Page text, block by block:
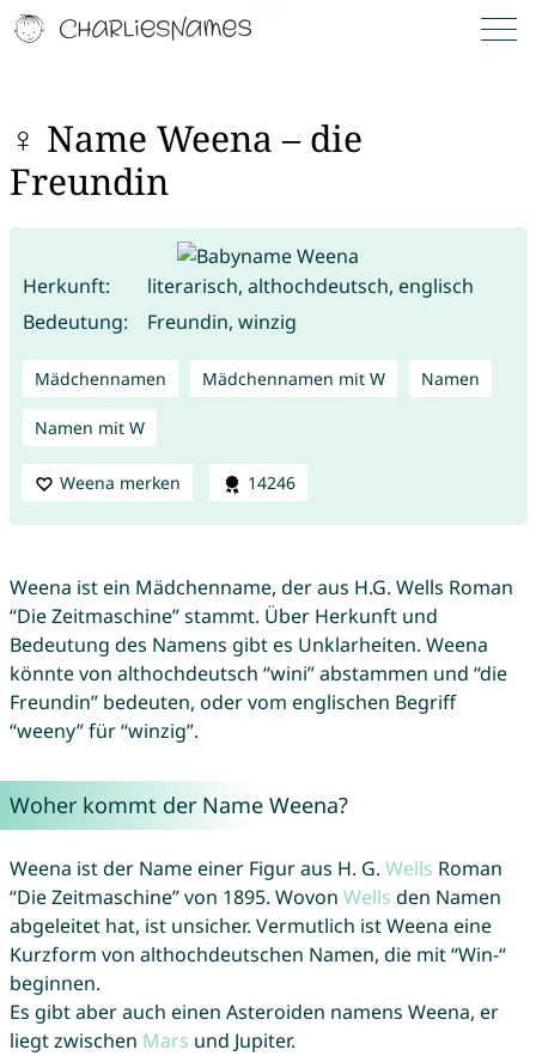
♀ Name Weena – die
Freundin
Herkunft:
literarisch, althochdeutsch, englisch
Bedeutung:
Freundin, winzig
Mädchennamen Mädchennamen mit W Namen
Namen mit W
Weena merken 14246
Weena ist ein Mädchenname, der aus H.G. Wells Roman
“Die Zeitmaschine” stammt. Über Herkunft und
Bedeutung des Namens gibt es Unklarheiten. Weena
könnte von althochdeutsch “wini” abstammen und “die
Freundin” bedeuten, oder vom englischen Begriff
“weeny” für “winzig”.
Woher kommt der Name Weena?
Weena ist der Name einer Figur aus H. G. Wells Roman
“Die Zeitmaschine” von 1895. Wovon Wells den Namen
abgeleitet hat, ist unsicher. Vermutlich ist Weena eine
Kurzform von althochdeutschen Namen, die mit “Win-“
beginnen.
Es gibt aber auch einen Asteroiden namens Weena, er
liegt zwischen Mars und Jupiter.